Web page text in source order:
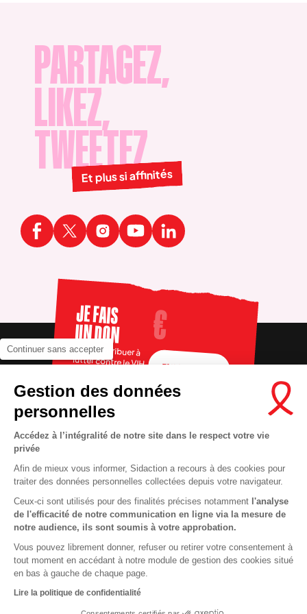
Continuer sans accepter
Gestion des données
personnelles
Accédez à l’intégralité de notre site dans le respect votre vie
privée
Afin de mieux vous informer, Sidaction a recours à des cookies pour
traiter des données personnelles collectées depuis votre navigateur.
Ceux-ci sont utilisés pour des finalités précises notamment l'analyse
de l'efficacité de notre communication en ligne via la mesure de
notre audience, ils sont soumis à votre approbation.
Vous pouvez librement donner, refuser ou retirer votre consentement à
tout moment en accédant à notre module de gestion des cookies situé
en bas à gauche de chaque page.
Lire la politique de confidentialité
PARTAGEZ,
LIKEZ,
TWEETEZ
Et plus si affinités
Contact
Presse
FAQ
Info santé
Espace donateurs
RECRUTEMENT
MENTIONS LÉGALES
VIE PRIVÉE
PLAN DU SITE
JE FAIS
UN DON
Pour contribuer à
lutter contre le VIH FAIRE UN DON